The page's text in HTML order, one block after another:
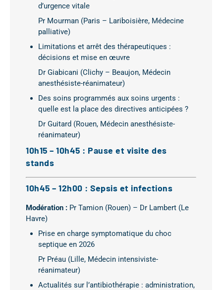
d’urgence vitale
Pr Mourman (Paris – Lariboisière, Médecine
palliative)
Limitations et arrêt des thérapeutiques :
décisions et mise en œuvre
Dr Giabicani (Clichy – Beaujon, Médecin
anesthésiste-réanimateur)
Des soins programmés aux soins urgents :
quelle est la place des directives anticipées ?
Dr Guitard (Rouen, Médecin anesthésiste-
réanimateur)
10h15 – 10h45 : Pause et visite des
stands
10h45 – 12h00 : Sepsis et infections
Modération : Pr Tamion (Rouen) – Dr Lambert (Le
Havre)
Prise en charge symptomatique du choc
septique en 2026
Pr Préau (Lille, Médecin intensiviste-
réanimateur)
Actualités sur l’antibiothérapie : administration,